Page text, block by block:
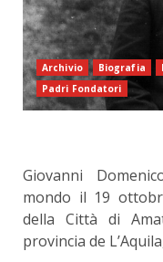
Archivio Biografia
Padri Fondatori
Giovanni
mondo il 19
della Città di
provincia de